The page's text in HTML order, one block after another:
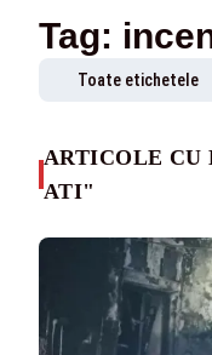
Tag:
Toate etichetele
ARTICOLE CU
ATI"